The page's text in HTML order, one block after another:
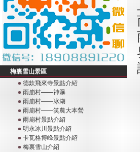
梅裏雪山景區
德欽飛來寺景點介紹
雨崩村——神瀑
雨崩村——冰湖
雨崩村——笑農大本營
雨崩村景點介紹
明永冰川景點介紹
卡瓦格博峰景點介紹
梅裏雪山介紹